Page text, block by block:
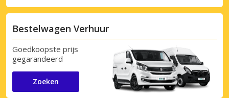
Bestelwagen Verhuur
Goedkoopste prijs
gegarandeerd
Zoeken